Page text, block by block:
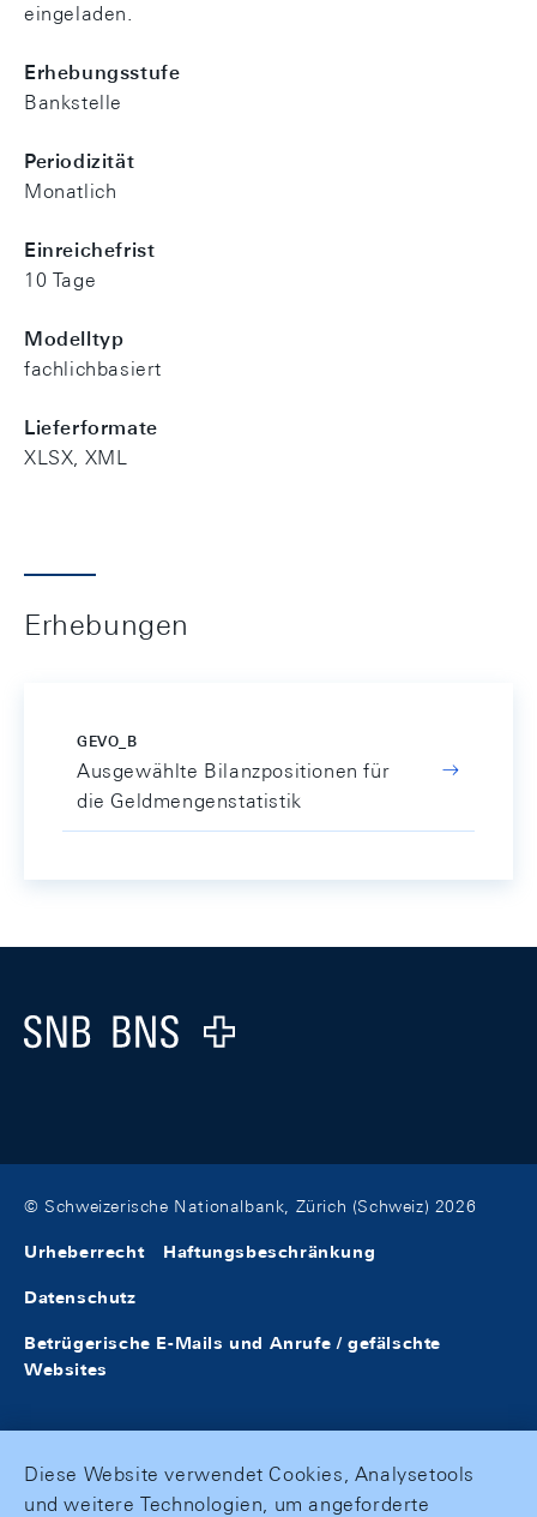
eingeladen.
Erhebungsstufe
Bankstelle
Periodizität
Monatlich
Einreichefrist
10 Tage
Modelltyp
fachlichbasiert
Lieferformate
XLSX, XML
Erhebungen
GEVO_B
Ausgewählte Bilanzpositionen für
die Geldmengenstatistik
Logo
© Schweizerische Nationalbank, Zürich (Schweiz) 2026
Urheberrecht Haftungsbeschränkung
Datenschutz
Betrügerische E-Mails und Anrufe / gefälschte
Websites
Diese Website verwendet Cookies, Analysetools
und weitere Technologien, um angeforderte